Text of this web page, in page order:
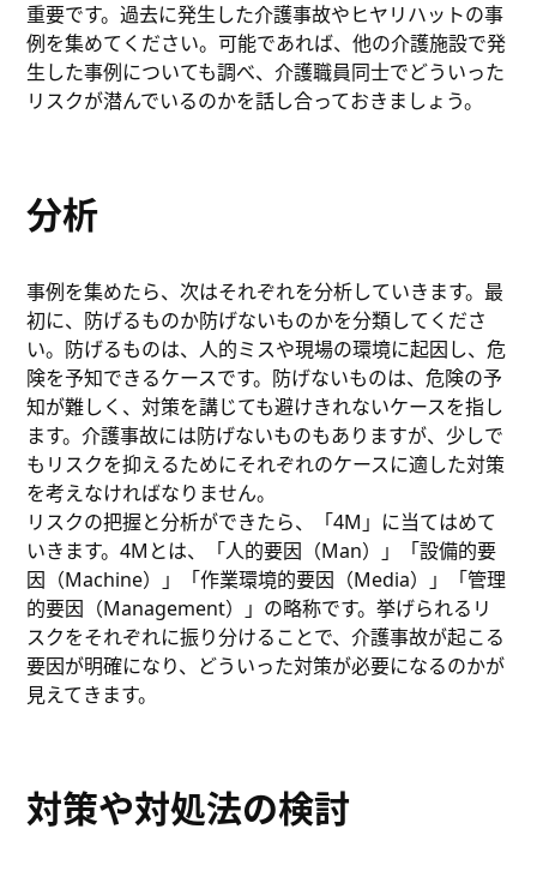
重要です。過去に発生した介護事故やヒヤリハットの事
例を集めてください。可能であれば、他の介護施設で発
生した事例についても調べ、介護職員同士でどういった
リスクが潜んでいるのかを話し合っておきましょう。
分析
事例を集めたら、次はそれぞれを分析していきます。最
初に、防げるものか防げないものかを分類してくださ
い。防げるものは、人的ミスや現場の環境に起因し、危
険を予知できるケースです。防げないものは、危険の予
知が難しく、対策を講じても避けきれないケースを指し
ます。介護事故には防げないものもありますが、少しで
もリスクを抑えるためにそれぞれのケースに適した対策
を考えなければなりません。
リスクの把握と分析ができたら、「4M」に当てはめて
いきます。4Mとは、「人的要因（Man）」「設備的要
因（Machine）」「作業環境的要因（Media）」「管理
的要因（Management）」の略称です。挙げられるリ
スクをそれぞれに振り分けることで、介護事故が起こる
要因が明確になり、どういった対策が必要になるのかが
見えてきます。
対策や対処法の検討